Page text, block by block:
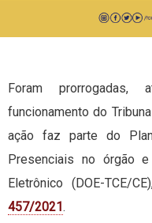
Foram
funcionamento do
ação faz parte do
Presenciais no órgão
Eletrônico (DOE-TCE/
457/2021.